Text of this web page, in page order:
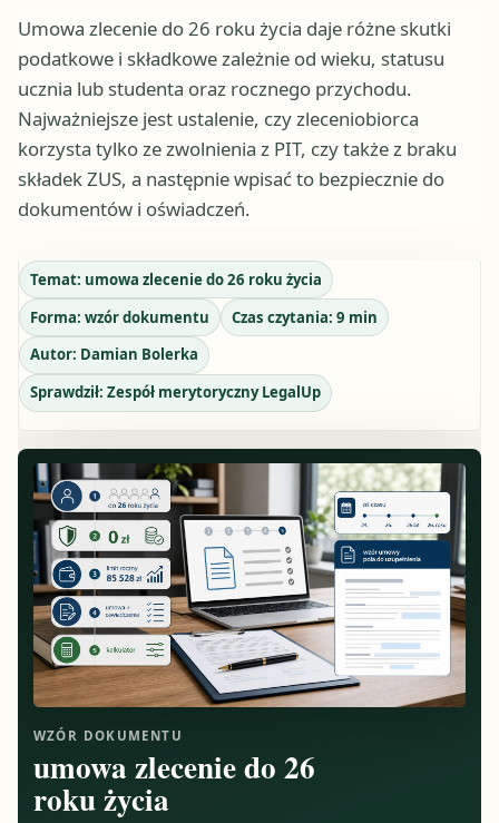
Umowa zlecenie do 26 roku życia daje różne skutki
podatkowe i składkowe zależnie od wieku, statusu
ucznia lub studenta oraz rocznego przychodu.
Najważniejsze jest ustalenie, czy zleceniobiorca
korzysta tylko ze zwolnienia z PIT, czy także z braku
składek ZUS, a następnie wpisać to bezpiecznie do
dokumentów i oświadczeń.
Temat: umowa zlecenie do 26 roku życia
Forma: wzór dokumentu Czas czytania: 9 min
Autor: Damian Bolerka
Sprawdził: Zespół merytoryczny LegalUp
WZÓR DOKUMENTU
umowa zlecenie do 26
roku życia